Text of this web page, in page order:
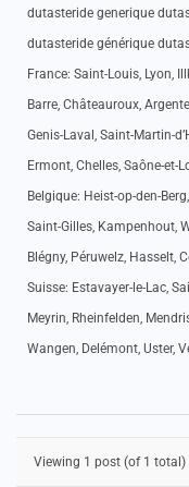
dutasteride generique
dutasteride générique
France: Saint-Louis, Lyon,
Barre, Châteauroux,
Genis-Laval, Saint-Martin-
Ermont, Chelles, Saône-et-
Belgique: Heist-op-den-
Saint-Gilles, Kampenhout,
Blégny, Péruwelz, Hasselt,
Suisse: Estavayer-le-Lac,
Meyrin, Rheinfelden,
Wangen, Delémont, Uster,
Viewing 1 post (of 1 total)